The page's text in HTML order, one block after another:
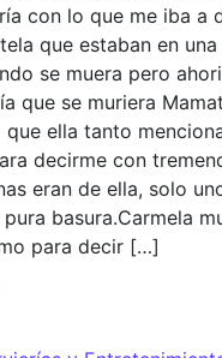
con lo que me iba a
que estaban en
se muera pero
que se muriera
que ella tanto
decirme con
eran de ella, solo
basura.Carmela
para decir […]